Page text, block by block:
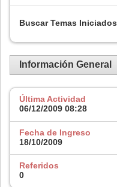
Buscar Temas Iniciados
Información General
Última Actividad
06/12/2009 08:28
Fecha de Ingreso
18/10/2009
Referidos
0